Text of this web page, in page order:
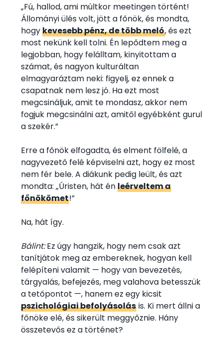
„Fú, hallod, ami múltkor meetingen történt!
Állományi ülés volt, jött a főnök, és mondta,
hogykevesebb pénz, de több meló, és ezt
most nekünk kell tolni. Én lepődtem meg a
legjobban, hogy felálltam, kinyitottam a
számat, és nagyon kulturáltan
elmagyaráztam neki: figyelj, ez ennek a
csapatnak nem lesz jó. Ha ezt most
megcsináljuk, amit te mondasz, akkor nem
fogjuk megcsinálni azt, amitől egyébként gurul
a szekér.”
Erre a főnök elfogadta, és elment fölfelé, a
nagyvezető felé képviselni azt, hogy ez most
nem fér bele. A diákunk pedig leült, és azt
mondta: „Úristen, hát énleérveltem a
főnökömet!”
Na, hát így.
Bálint:Ez úgy hangzik, hogy nem csak azt
tanítjátok meg az embereknek, hogyan kell
felépíteni valamit — hogy van bevezetés,
tárgyalás, befejezés, meg valahova betesszük
a tetőpontot —, hanem ez egy kicsit
pszichológiai befolyásolásis. Ki mert állni a
főnöke elé, és sikerült meggyőznie. Hány
összetevős ez a történet?